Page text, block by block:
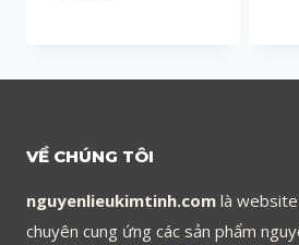
VỀ CHÚNG TÔI
nguyenlieukimtinh.com là
chuyên cung ứng các sản phẩm